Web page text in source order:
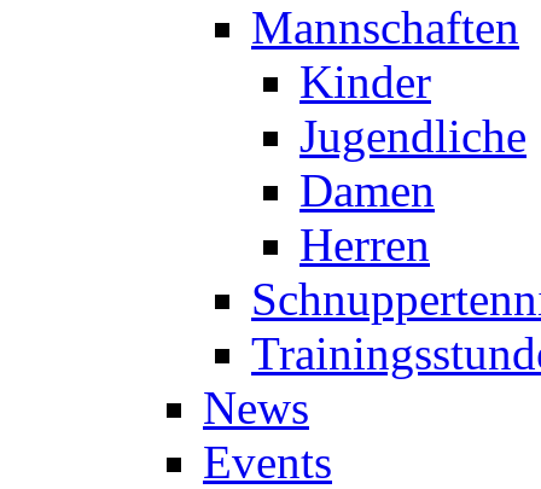
Mannschaften
Kinder
Jugendliche
Damen
Herren
News
Events